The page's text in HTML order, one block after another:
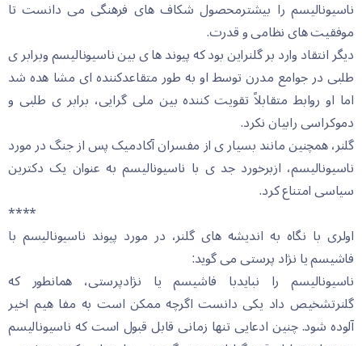
ناسیونالیسم را بیشترمحصول شکاف های فرهنگی می دانست تا
موفقیت های نظامی و قدرت.
دیگر انتقاد وارد بر گلنراین بود که پیوند ها ی بین ناسیونالیسم وبرابر ی
طلبی در جوامع مدرن توسط او به طور متقاعدکننده ای مشا هده شد
اما او روابط متقابلاً تقویت کننده بین ملی گرایی، برابر ی طلبی و
دموکراسی رابیان نکرد.
گلنر، همچنین مانند بسیار ی از مفسران آکادمیک پس از جنگ در مورد
ناسیونالیسم، ازبرخورد جد ی با ناسیونالیسم به عنوان یک دکترین
سیاسی امتناع کرد.
****
اولری با نگاه به اندیشه های گلنر، در مورد پیوند ناسیونالیسم با
فاشیسم یا نژاد پرستی می گوید:
ناسیونالیسم را نبایدبا فاشیسم یا نژادپرستی، همانطور که
گلنرتشخیص داد یکی دانست اگرچه ممکن است به مفا هیم اخیر
آلوده شود. چنین ادعایی تنها زمانی قابل قبول است که ناسیونالیسم